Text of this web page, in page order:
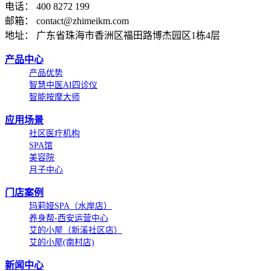
电话： 400 8272 199
邮箱： contact@zhimeikm.com
地址： 广东省珠海市香洲区福田路博杰园区1栋4层
产品中心
产品优势
智慧中医AI四诊仪
智能按摩大师
应用场景
社区医疗机构
SPA馆
美容院
月子中心
门店案例
玛莉娅SPA（水岸店）
养身帮-西安运营中心
艾的小屋（新溪社区店）
艾的小屋(南村店)
新闻中心